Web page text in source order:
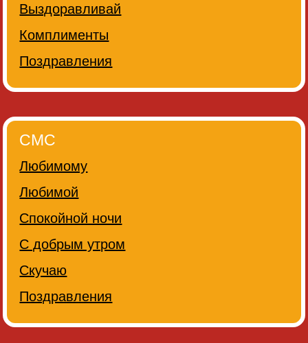
Выздоравливай
Комплименты
Поздравления
СМС
Любимому
Любимой
Спокойной ночи
С добрым утром
Скучаю
Поздравления